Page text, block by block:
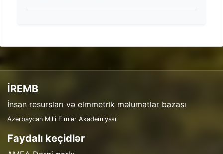
İREMB
İnsan resursları və elmmetrik məlumatlar bazası
Azərbaycan Milli Elmlər Akademiyası
Faydalı keçidlər